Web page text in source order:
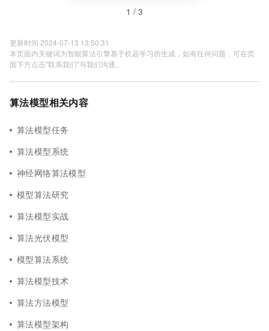
1 / 3
更新时间 2024-07-13 13:50:31
本页面内关键词为智能算法引擎基于机器学习所生成，如有任何问题，可在页
面下方点击"联系我们"与我们沟通。
算法模型相关内容
算法模型任务
算法模型系统
神经网络算法模型
模型算法研究
算法模型实战
算法光伏模型
模型算法系统
算法模型技术
算法方法模型
算法模型架构